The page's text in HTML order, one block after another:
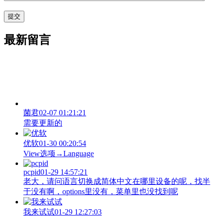
最新留言
菌君02-07 01:21:21
需要更新的
优软01-30 00:20:54
View‌选项→Language
pcpid01-29 14:57:21
老大，请问语言切换成简体中文在哪里设备的呢，找半
于没有啊，options里没有，菜单里也没找到呢
我来试试01-29 12:27:03